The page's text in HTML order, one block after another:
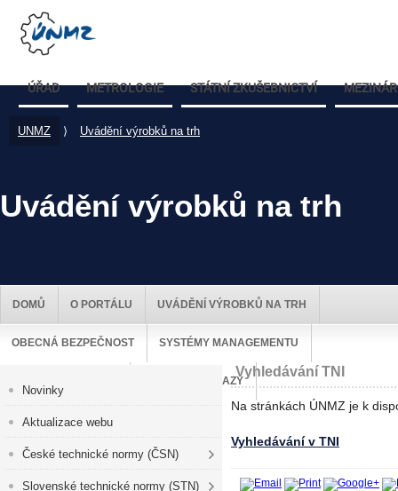
ÚŘAD METROLOGIE STÁTNÍ ZKUŠEBNICTVÍ
UNMZ ⟩ Uvádění výrobků na trh
Uvádění výrobků na trh
DOMŮ O PORTÁLU UVÁDĚNÍ VÝROBKŮ NA TRH
OBECNÁ BEZPEČNOST SYSTÉMY MANAGEMENTU
UŽITEČNÉ ODKAZY
Novinky
Aktualizace webu
České technické normy (ČSN)
Slovenské technické normy (STN)
Vyhledávání TNI
Na stránkách ÚNMZ je k
Vyhledávání v TNI